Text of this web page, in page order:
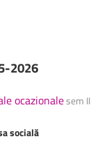
2026
ocazionalesem II
socială